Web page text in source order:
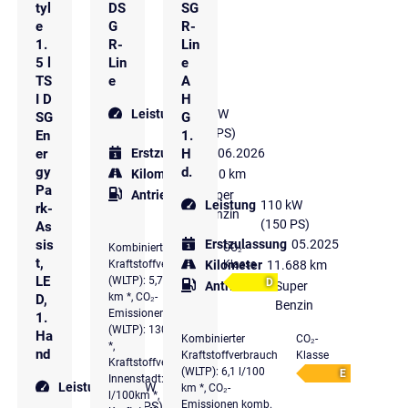
tyl
e
1.
5 l
TS
I D
SG
En
er
gy
Pa
rk-
As
sis
t,
LE
D,
1.
Ha
nd
Leistung 110 kW
DS
G
R-
Lin
e
Leistung 110 kW
(150 PS)
Erstzulassung
06.2026
Kilometer
4.990 km
Antriebsart
Super
Benzin
Kombinierter
Kraftstoffverbrauch
(WLTP): 5,7 l/100
km *, CO₂-
Emissionen komb.
(WLTP): 130 g/km
*,
Kraftstoffverbrauch
Innenstadt: 7,3
l/100km *,
CO₂-
Klasse
D
SG
R-
Lin
e
A
H
G
1.
H
d.
Leistung 110 kW
(150 PS)
Erstzulassung 05.2025
Kilometer 11.688 km
Antriebsart Super
Benzin
Kombinierter
Kraftstoffverbrauch
(WLTP): 6,1 l/100
km *, CO₂-
Emissionen komb.
CO₂-
Klasse
E